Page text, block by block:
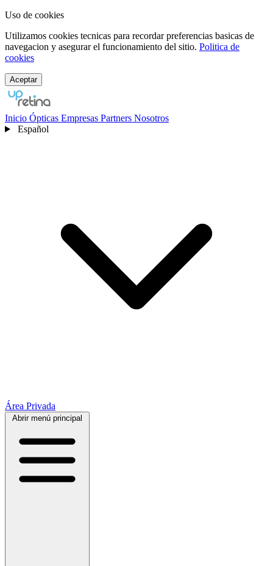
Uso de cookies
Utilizamos cookies tecnicas para recordar preferencias basicas de
navegacion y asegurar el funcionamiento del sitio. Politica de
cookies
Aceptar
Inicio Ópticas Empresas Partners Nosotros
Español
Área Privada
Abrir menú principal